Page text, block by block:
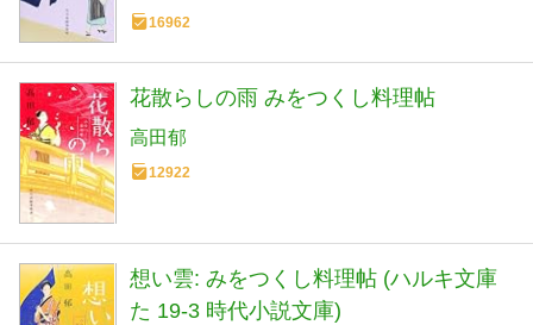
16962
花散らしの雨 みをつくし料理帖
高田郁
12922
想い雲: みをつくし料理帖 (ハルキ文庫
た 19-3 時代小説文庫)